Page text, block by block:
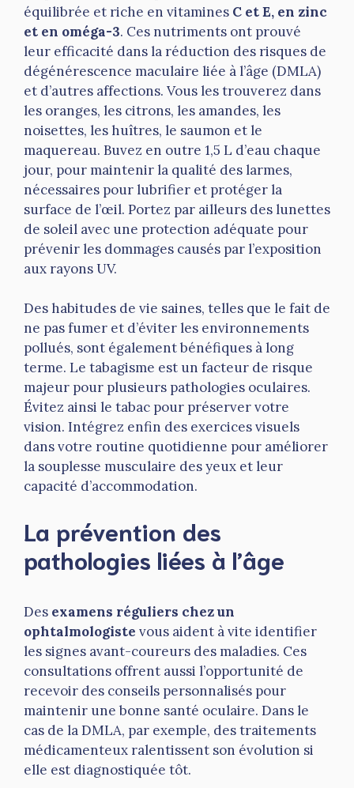
équilibrée et riche en vitamines C et E, en zinc
et en oméga-3. Ces nutriments ont prouvé
leur efficacité dans la réduction des risques de
dégénérescence maculaire liée à l’âge (DMLA)
et d’autres affections. Vous les trouverez dans
les oranges, les citrons, les amandes, les
noisettes, les huîtres, le saumon et le
maquereau. Buvez en outre 1,5 L d’eau chaque
jour, pour maintenir la qualité des larmes,
nécessaires pour lubrifier et protéger la
surface de l’œil. Portez par ailleurs des lunettes
de soleil avec une protection adéquate pour
prévenir les dommages causés par l’exposition
aux rayons UV.
Des habitudes de vie saines, telles que le fait de
ne pas fumer et d’éviter les environnements
pollués, sont également bénéfiques à long
terme. Le tabagisme est un facteur de risque
majeur pour plusieurs pathologies oculaires.
Évitez ainsi le tabac pour préserver votre
vision. Intégrez enfin des exercices visuels
dans votre routine quotidienne pour améliorer
la souplesse musculaire des yeux et leur
capacité d’accommodation.
La prévention des
pathologies liées à l’âge
Des examens réguliers chez un
ophtalmologiste vous aident à vite identifier
les signes avant-coureurs des maladies. Ces
consultations offrent aussi l’opportunité de
recevoir des conseils personnalisés pour
maintenir une bonne santé oculaire. Dans le
cas de la DMLA, par exemple, des traitements
médicamenteux ralentissent son évolution si
elle est diagnostiquée tôt.